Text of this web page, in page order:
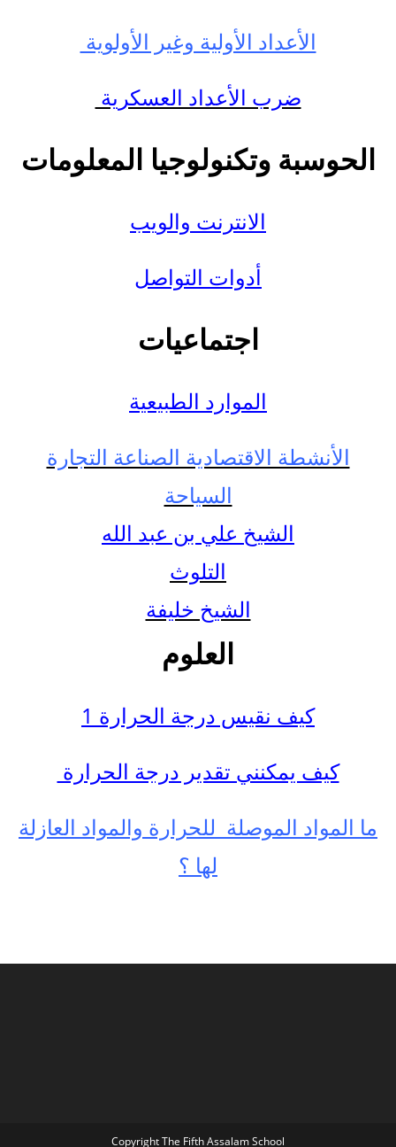
الأعداد الأولية وغير الأولوية
ضرب الأعداد العسكرية
الحوسبة وتكنولوجيا المعلومات
الانترنت والويب
أدوات التواصل
اجتماعيات
الموارد الطبيعية
الأنشطة الاقتصادية الصناعة التجارة
السياحة
الشيخ علي بن عبد الله
التلوث
الشيخ خليفة
العلوم
كيف نقيس درجة الحرارة 1
كيف يمكنني تقدير درجة الحرارة
ما المواد الموصلة للحرارة والمواد العازلة
لها ؟
Copyright The Fifth Assalam School